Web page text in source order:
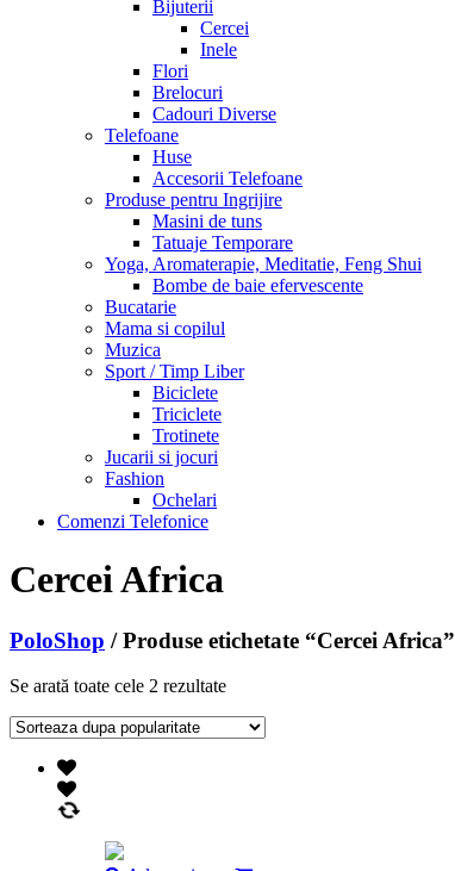
Bijuterii
Cercei
Inele
Flori
Brelocuri
Cadouri Diverse
Telefoane
Huse
Accesorii Telefoane
Produse pentru Ingrijire
Masini de tuns
Tatuaje Temporare
Yoga, Aromaterapie, Meditatie, Feng Shui
Bombe de baie efervescente
Bucatarie
Mama si copilul
Muzica
Sport / Timp Liber
Biciclete
Triciclete
Trotinete
Jucarii si jocuri
Fashion
Ochelari
Comenzi Telefonice
Cercei Africa
PoloShop / Produse etichetate “Cercei Africa”
Se arată toate cele 2 rezultate